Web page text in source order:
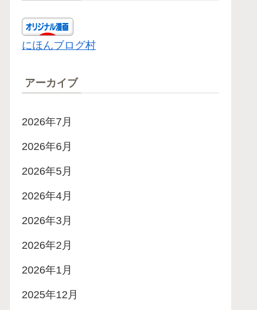
にほんブログ村
アーカイブ
2026年7月
2026年6月
2026年5月
2026年4月
2026年3月
2026年2月
2026年1月
2025年12月